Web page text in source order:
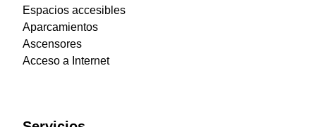
Espacios accesibles
Aparcamientos
Ascensores
Acceso a Internet